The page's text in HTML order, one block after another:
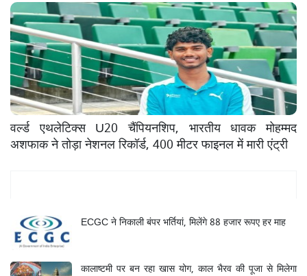
वर्ल्ड एथलेटिक्स U20 चैंपियनशिप, भारतीय धावक मोहम्मद
अशफाक ने तोड़ा नेशनल रिकॉर्ड, 400 मीटर फाइनल में मारी एंट्री
ECGC ने निकाली बंपर भर्तियां, मिलेंगे 88 हजार रूपए हर माह
कालाष्टमी पर बन रहा खास योग, काल भैरव की पूजा से मिलेगा